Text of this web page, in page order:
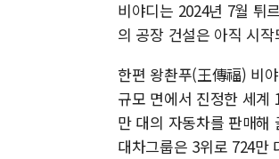
비야디는 2024년 7월 튀
의 공장 건설은 아직 시
한편 왕촨푸(王傳福) 비
규모 면에서 진정한 세계
만 대의 자동차를 판매해
대차그룹은 3위로 724만